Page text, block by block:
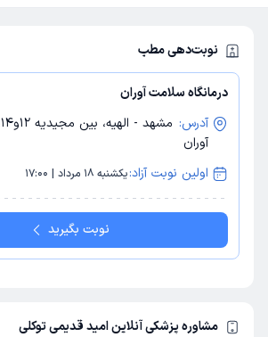
نوبت‌دهی مطب
درمانگاه سلامت آوران
آدرس:
آوران
اولین نوبت آزاد:یکشنبه 18 مرداد | 17:00
نوبت بگیرید
مشاوره پزشکی آنلاین امید قدیمی توکلی